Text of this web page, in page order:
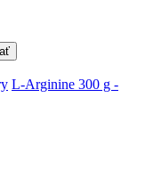
L-Arginine 300 g -